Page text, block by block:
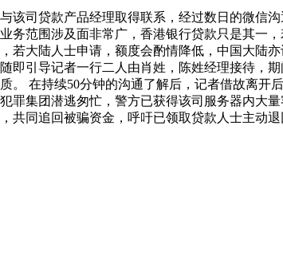
司贷款产品经理取得联系，经过数日的微信
务范围涉及面非常广，香港银行贷款只是其一
若大陆人士申请，额度会酌情降低，中国大陆
即引导记者一行二人由肖姓，陈姓经理接待，
。 在持续50分钟的沟通了解后，记者借故离
罪集团潜逃匆忙，警方已获得该司服务器内大
同追回被骗资金，呼吁已领取贷款人士主动退